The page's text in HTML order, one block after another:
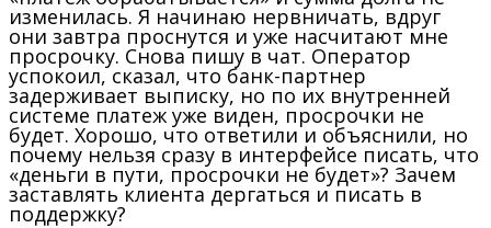
изменилась. Я начинаю нервничать, вдруг
они завтра проснутся и уже насчитают мне
просрочку. Снова пишу в чат. Оператор
успокоил, сказал, что банк-партнер
задерживает выписку, но по их внутренней
системе платеж уже виден, просрочки не
будет. Хорошо, что ответили и объяснили, но
почему нельзя сразу в интерфейсе писать, что
«деньги в пути, просрочки не будет»? Зачем
заставлять клиента дергаться и писать в
поддержку?